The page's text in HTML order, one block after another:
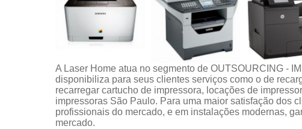
A Laser Home atua no segmento de OUTSOURCING -
disponibiliza para seus clientes serviços como o de
recarregar cartucho de impressora, locações de
impressoras São Paulo. Para uma maior satisfação dos
profissionais do mercado, e em instalações modernas,
mercado.